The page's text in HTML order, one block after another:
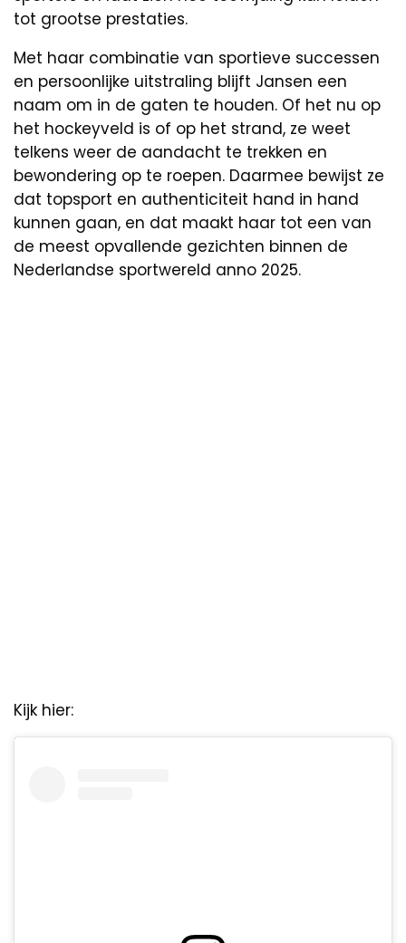
tot grootse prestaties.
Met haar combinatie van sportieve successen
en persoonlijke uitstraling blijft Jansen een
naam om in de gaten te houden. Of het nu op
het hockeyveld is of op het strand, ze weet
telkens weer de aandacht te trekken en
bewondering op te roepen. Daarmee bewijst ze
dat topsport en authenticiteit hand in hand
kunnen gaan, en dat maakt haar tot een van
de meest opvallende gezichten binnen de
Nederlandse sportwereld anno 2025.
Kijk hier: